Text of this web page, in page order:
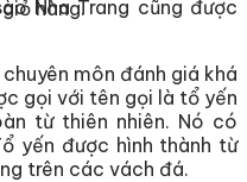
hàng.
Nha Trang cũng được
môn đánh giá khá
gọi với tên gọi là tổ yến
từ thiên nhiên. Nó có
yến được hình thành từ
trên các vách đá.